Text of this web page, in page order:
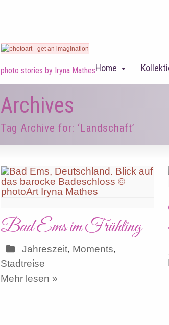
photo stories by Iryna MathesHome
Archives
Tag Archive for: ‘Landschaft’
Bad Ems im Frühling
Jahreszeit, Moments,
Stadtreise
Mehr lesen »